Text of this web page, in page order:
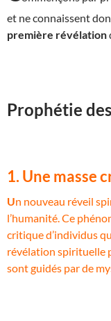
et ne connaissent
première révélation
Prophétie
1. Une masse
Un nouveau réveil
l’humanité. Ce
critique d’individus
révélation spirituelle
sont guidés par de